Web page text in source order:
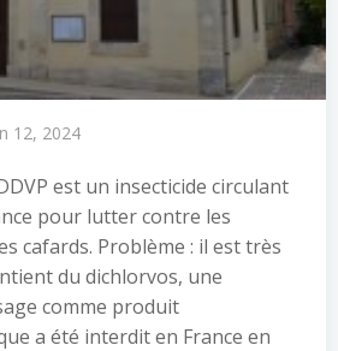
12, 2024
est un insecticide circulant
pour lutter contre les
cafards. Problème : il est très
du dichlorvos, une
comme produit
a été interdit en France en